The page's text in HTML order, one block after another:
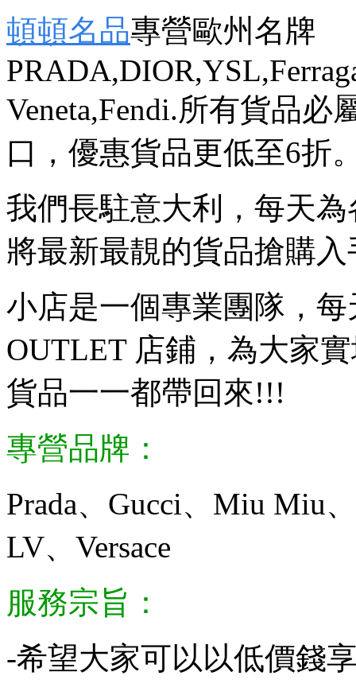
頓頓名品專營歐州名牌
Veneta,Fendi.所有貨品
口，優惠貨品更低至6折
我們長駐意大利，每天
將最新最靚的貨品搶購入
小店是一個專業團隊，
OUTLET 店鋪，為大家
貨品一一都帶回來!!!
專營品牌：
Prada、Gucci、Miu Miu
LV、Versace
服務宗旨：
-希望大家可以以低價錢